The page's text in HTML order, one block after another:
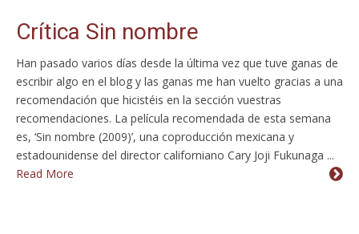
Crítica Sin nombre
Han pasado varios días desde la última vez que tuve ganas de
escribir algo en el blog y las ganas me han vuelto gracias a una
recomendación que hicistéis en la sección vuestras
recomendaciones. La película recomendada de esta semana
es, ‘Sin nombre (2009)’, una coproducción mexicana y
estadounidense del director californiano Cary Joji Fukunaga ...
Read More